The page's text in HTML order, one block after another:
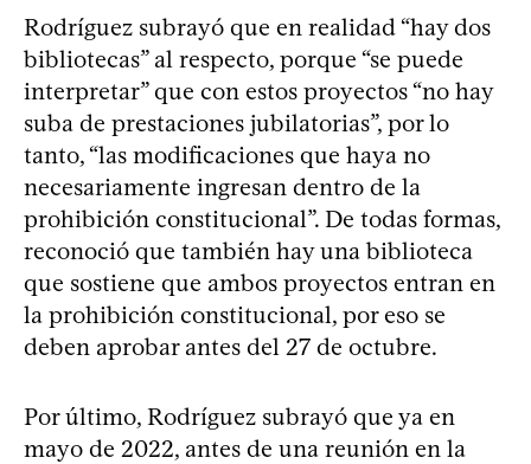
Rodríguez subrayó que en realidad “hay dos
bibliotecas” al respecto, porque “se puede
interpretar” que con estos proyectos “no hay
suba de prestaciones jubilatorias”, por lo
tanto, “las modificaciones que haya no
necesariamente ingresan dentro de la
prohibición constitucional”. De todas formas,
reconoció que también hay una biblioteca
que sostiene que ambos proyectos entran en
la prohibición constitucional, por eso se
deben aprobar antes del 27 de octubre.
Por último, Rodríguez subrayó que ya en
mayo de 2022, antes de una reunión en la